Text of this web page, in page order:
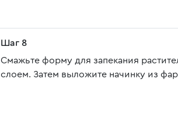
Шаг 8
Смажьте форму для запекания
слоем. Затем выложите начинку из